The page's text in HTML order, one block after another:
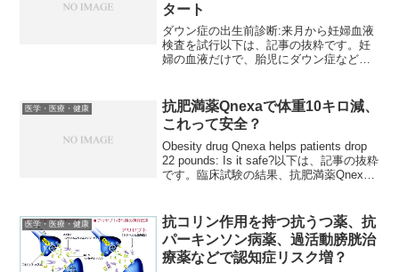
タート
ダウン症の出生前診断:来月から妊婦血液
検査を試行以下は、記事の抜粋です。妊
婦の血液だけで、胎児にダウン症などの
断を、国内の2病院が来月から試験的に開
始することが分かっ...
医学・医療・健康
抗肥満薬Qnexaで体重10キロ減、
これって安全？
Obesity drug Qnexa helps patients drop
22 pounds: Is it safe?以下は、記事の抜粋
です。臨床試験の結果、抗肥満薬Qnexa
医学・医療・健康
抗コリン作用を持つ抗うつ薬、抗
パーキンソン病薬、過活動膀胱治
療薬などで認知症リスク増？